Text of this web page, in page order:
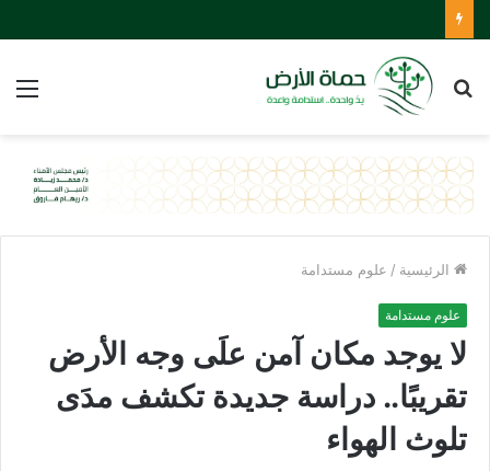
بحث
الرئيسية / علوم مستدامة
علوم مستدامة
لا يوجد مكان آمن علَى وجه الأرض
تقريبًا.. دراسة جديدة تكشف مدَى
تلوث الهواء